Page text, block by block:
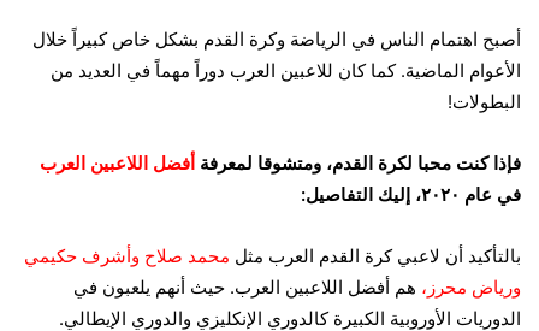
أصبح اهتمام الناس في الرياضة وكرة القدم بشكل خاص كبيراً خلال
الأعوام الماضية. كما كان للاعبين العرب دوراً مهماً في العديد من
البطولات!
فإذا كنت محبا لكرة القدم، ومتشوقا لمعرفة أفضل اللاعبين العرب
في عام ٢٠٢٠، إليك التفاصيل:
بالتأكيد أن لاعبي كرة القدم العرب مثل محمد صلاح وأشرف حكيمي
ورياض محرز، هم أفضل اللاعبين العرب. حيث أنهم يلعبون في
الدوريات الأوروبية الكبيرة كالدوري الإنكليزي والدوري الإيطالي.